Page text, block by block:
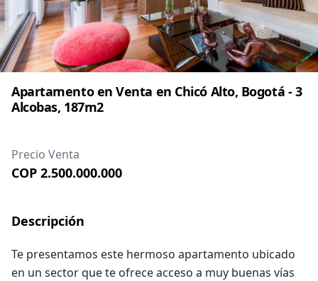
Apartamento en Venta en Chicó Alto, Bogotá - 3
Alcobas, 187m2
Precio Venta
COP 2.500.000.000
Descripción
Te presentamos este hermoso apartamento ubicado
en un sector que te ofrece acceso a muy buenas vías